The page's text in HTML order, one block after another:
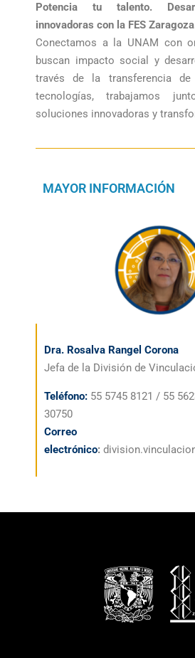
Potencia tu talento.
innovadoras con la FES
Conectamos a la UNAM con
buscan impacto social y
través de la transferencia
tecnologías, trabajamos
soluciones innovadoras y
MAYOR INFORMACIÓN
Dra. Rosalva Rangel Corona
Jefa de la División de
Teléfono: 55 5745 8121 / 55
30750
Correo
electrónico: